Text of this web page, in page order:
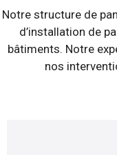
Notre structure de
d’installation de
bâtiments. Notre
nos